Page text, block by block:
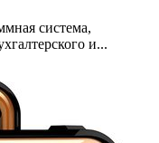
система,
и...